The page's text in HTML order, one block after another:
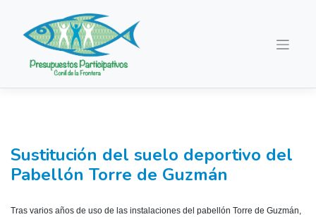
contenido
Sustitución del suelo deportivo del
Pabellón Torre de Guzmán
Tras varios años de uso de las instalaciones del pabellón Torre de Guzmán,